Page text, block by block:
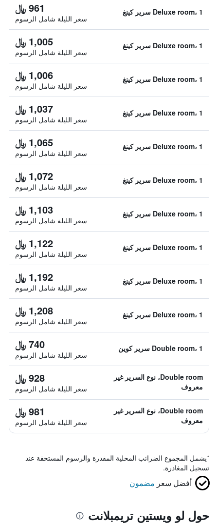
Deluxe room، 1 سرير كينغ 961 ﷼
سعر الليلة شامل الرسوم
Deluxe room، 1 سرير كينغ 1,005 ﷼
سعر الليلة شامل الرسوم
Deluxe room، 1 سرير كينغ 1,006 ﷼
سعر الليلة شامل الرسوم
Deluxe room، 1 سرير كينغ 1,037 ﷼
سعر الليلة شامل الرسوم
Deluxe room، 1 سرير كينغ 1,065 ﷼
سعر الليلة شامل الرسوم
Deluxe room، 1 سرير كينغ 1,072 ﷼
سعر الليلة شامل الرسوم
Deluxe room، 1 سرير كينغ 1,103 ﷼
سعر الليلة شامل الرسوم
Deluxe room، 1 سرير كينغ 1,122 ﷼
سعر الليلة شامل الرسوم
Deluxe room، 1 سرير كينغ 1,192 ﷼
سعر الليلة شامل الرسوم
Deluxe room، 1 سرير كينغ 1,208 ﷼
سعر الليلة شامل الرسوم
Double room، 1 سرير كوين 740 ﷼
سعر الليلة شامل الرسوم
Double room، نوع السرير غير
معروف
928 ﷼
سعر الليلة شامل الرسوم
Double room، نوع السرير غير
معروف
981 ﷼
سعر الليلة شامل الرسوم
*يشمل المجموع الضرائب المحلية المقدرة والرسوم المستحقة عند
تسجيل المغادرة.
أفضل سعر مضمون
حول لو ويستين تريمبلانت